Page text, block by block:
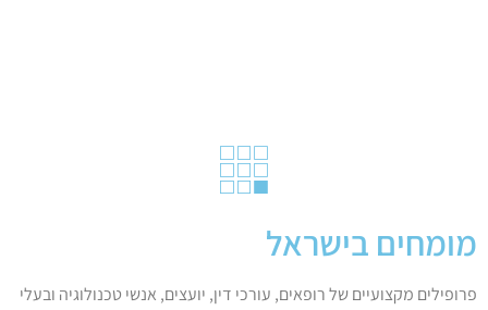
מומחים בישראל
פרופילים מקצועיים של רופאים, עורכי דין, יועצים, אנשי טכנולוגיה ובעלי